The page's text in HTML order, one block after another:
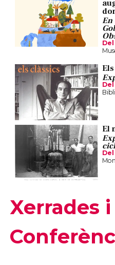
En
Del
El
Del
Xerrades i